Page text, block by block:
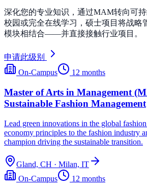
深化您的专业知识，通过MAM转向可
校园或完全在线学习，硕士项目将战略
模块相结合——并直接接触行业项目。
申请此级别
On-Campus
12 months
Master of Arts in Management
Sustainable Fashion Management
Lead green innovations in the global
economy principles to the fashion industry
champion driving the sustainable transition.
Gland, CH · Milan, IT
On-Campus
12 months